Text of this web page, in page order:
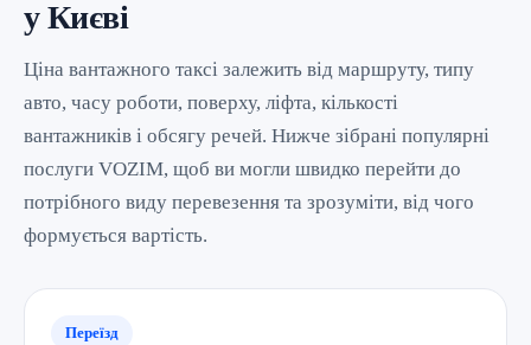
у Києві
Ціна вантажного таксі залежить від маршруту, типу
авто, часу роботи, поверху, ліфта, кількості
вантажників і обсягу речей. Нижче зібрані популярні
послуги VOZIM, щоб ви могли швидко перейти до
потрібного виду перевезення та зрозуміти, від чого
формується вартість.
Переїзд